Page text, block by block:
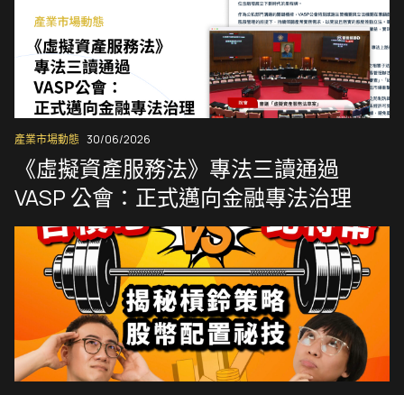
產業市場動態 30/06/2026
《虛擬資產服務法》專法三讀通過
VASP 公會：正式邁向金融專法治理